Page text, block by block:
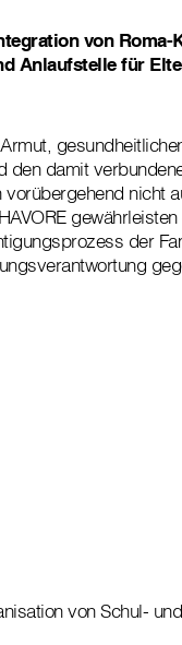
von
Anlaufstelle für
den damit
nicht
der
von Schul-